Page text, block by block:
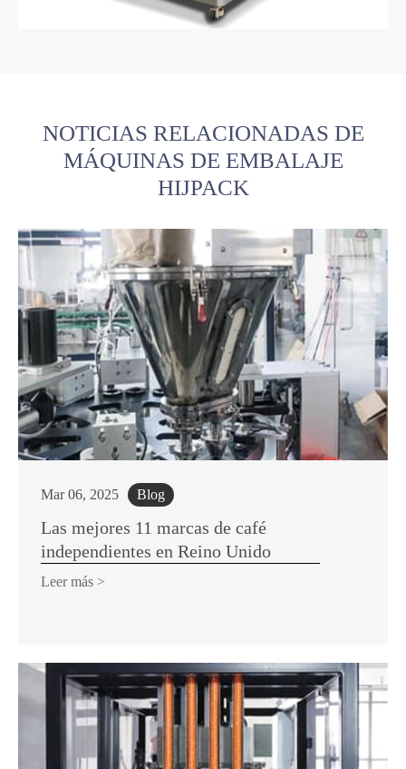
NOTICIAS RELACIONADAS DE
MÁQUINAS DE EMBALAJE
HIJPACK
Mar 06, 2025 Blog
Las mejores 11 marcas de café
independientes en Reino Unido
Leer más >